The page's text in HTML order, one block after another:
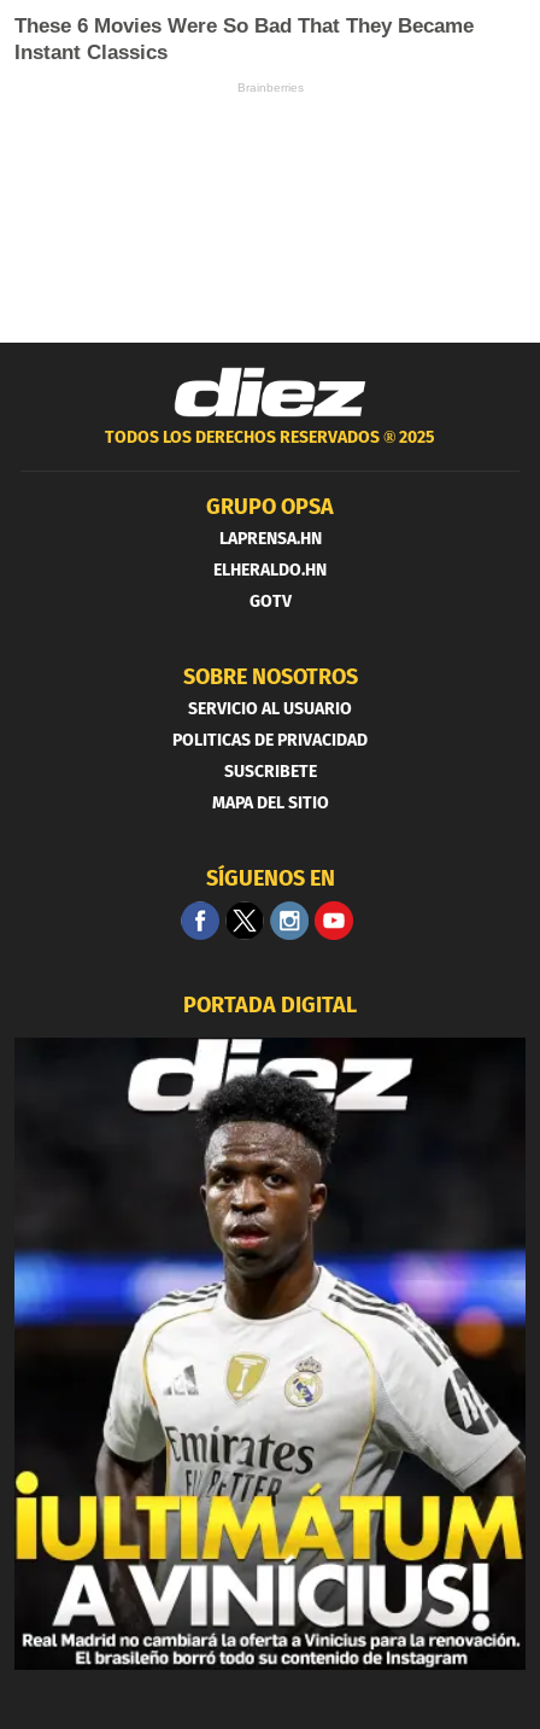
TODOS LOS DERECHOS RESERVADOS ®2025
GRUPO OPSA
LAPRENSA.HN
ELHERALDO.HN
GOTV
SOBRE NOSOTROS
SERVICIO AL USUARIO
POLITICAS DE PRIVACIDAD
SUSCRIBETE
MAPA DEL SITIO
SÍGUENOS EN
PORTADA DIGITAL